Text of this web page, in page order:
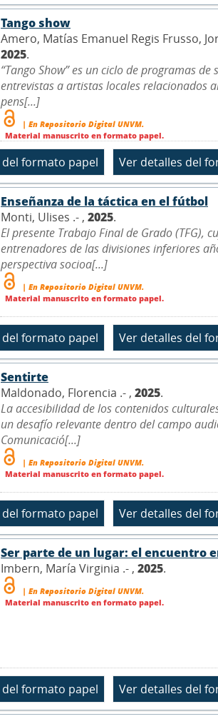
Tango show
Amero, Matías Emanuel Regis Frusso,
2025.
“Tango Show” es un ciclo de programas
entrevistas a artistas locales relacionados
pens[...]
| En Repositorio Digital UNVM.
Material manuscrito en formato papel.
Enseñanza de la táctica en el fútbol
Monti, Ulises .- , 2025.
El presente Trabajo Final de Grado (TFG),
entrenadores de las divisiones inferiores
perspectiva socioa[...]
| En Repositorio Digital UNVM.
Material manuscrito en formato papel.
Sentirte
Maldonado, Florencia .- , 2025.
La accesibilidad de los contenidos
un desafío relevante dentro del campo
Comunicació[...]
| En Repositorio Digital UNVM.
Material manuscrito en formato papel.
Ser parte de un lugar: el encuentro
Imbern, María Virginia .- , 2025.
| En Repositorio Digital UNVM.
Material manuscrito en formato papel.